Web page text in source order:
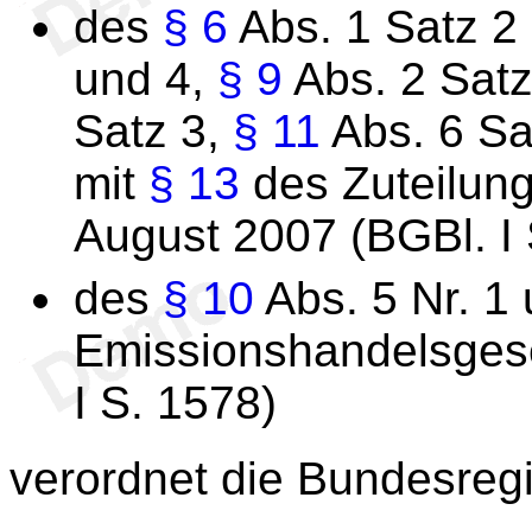
des § 6 Abs. 1 Satz
und 4, § 9 Abs. 2
Satz 3, § 11 Abs. 6
mit § 13 des
August 2007 (BGBl. I
des § 10 Abs. 5 Nr. 1
I S. 1578)
verordnet die